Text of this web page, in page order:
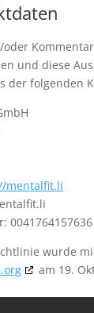
oder
und diese
der folgenden
mentalfit.li
0041764157636
wurde
am 19.